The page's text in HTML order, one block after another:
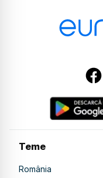
Teme
România